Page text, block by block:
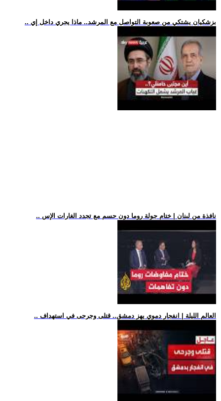
.. بزشكيان يشتكي من صعوبة التواصل مع المرشد.. ماذا يجري داخل إي
.. نافذة من لبنان | ختام جولة روما دون حسم مع تجدد الغارات الإس
.. العالم الليلة | انفجار دموي يهز دمشق.. قتلى وجرحى في استهداف